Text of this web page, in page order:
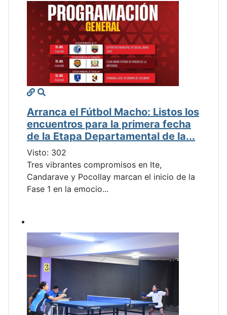
Arranca el Fútbol Macho: Listos los
encuentros para la primera fecha
de la Etapa Departamental de la...
Visto: 302
Tres vibrantes compromisos en Ite,
Candarave y Pocollay marcan el inicio de la
Fase 1 en la emocio...